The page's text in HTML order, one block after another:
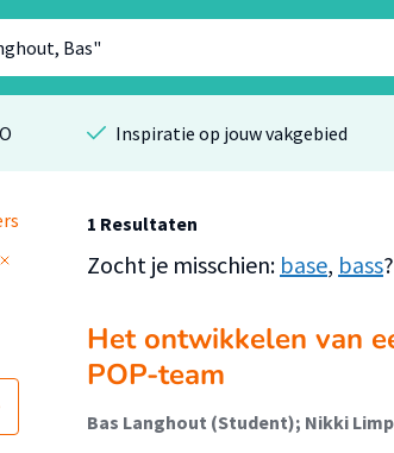
Inspiratie op jouw vakgebied
1 Resultaten
Zocht je misschien: base, bass?
Het ontwikkelen van
POP-team
Bas Langhout (Student); Nikki